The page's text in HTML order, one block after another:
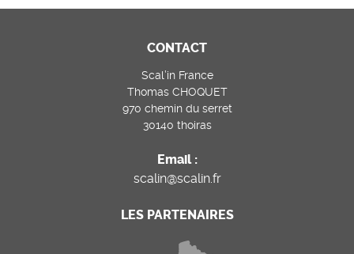
CONTACT
Scal’in France
Thomas CHOQUET
970 chemin du serret
30140 thoiras
Email :
scalin@scalin.fr
LES PARTENAIRES